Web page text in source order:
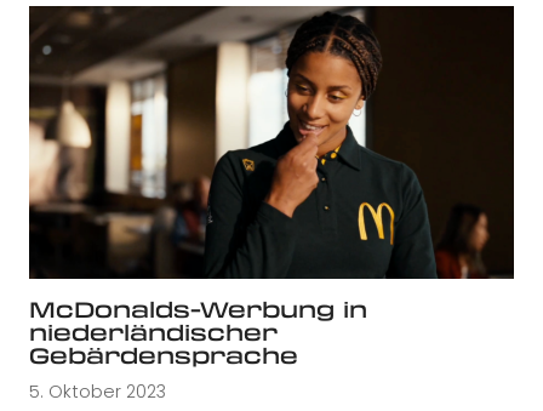
McDonalds-Werbung in
niederländischer
Gebärdensprache
5. Oktober 2023